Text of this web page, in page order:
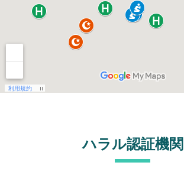
ハラル認証機関